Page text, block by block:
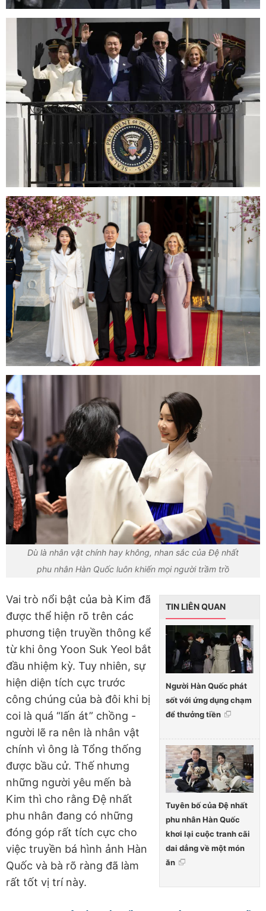
Dù là nhân vật chính hay không, nhan sắc của Đệ nhất
phu nhân Hàn Quốc luôn khiến mọi người trầm trồ
TIN LIÊN QUAN
Người Hàn Quốc phát
sốt với ứng dụng chạm
để thưởng tiền
Tuyên bố của Đệ nhất
phu nhân Hàn Quốc
khơi lại cuộc tranh cãi
dai dẳng về một món
ăn
Vai trò nổi bật của bà Kim đã
được thể hiện rõ trên các
phương tiện truyền thông kể
từ khi ông Yoon Suk Yeol bắt
đầu nhiệm kỳ. Tuy nhiên, sự
hiện diện tích cực trước
công chúng của bà đôi khi bị
coi là quá “lấn át” chồng -
người lẽ ra nên là nhân vật
chính vì ông là Tổng thống
được bầu cử. Thế nhưng
những người yêu mến bà
Kim thì cho rằng Đệ nhất
phu nhân đang có những
đóng góp rất tích cực cho
việc truyền bá hình ảnh Hàn
Quốc và bà rõ ràng đã làm
rất tốt vị trí này.